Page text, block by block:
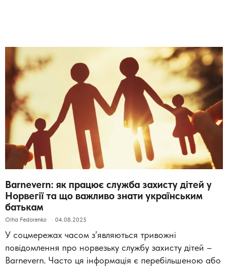
Barnevern: як працює служба захисту дітей у
Норвегії та що важливо знати українським
батькам
Olha Fedorenko 04.08.2025
У соцмережах часом з’являються тривожні
повідомлення про норвезьку службу захисту дітей –
Barnevern. Часто ця інформація є перебільшеною або